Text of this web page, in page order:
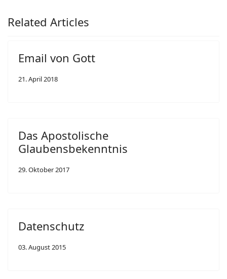
Related Articles
Email von Gott
21. April 2018
Das Apostolische
Glaubensbekenntnis
29. Oktober 2017
Datenschutz
03. August 2015